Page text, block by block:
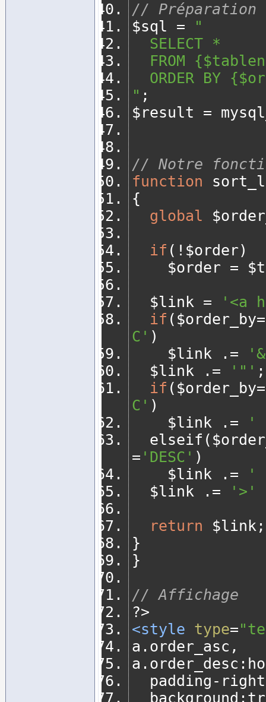
// Préparation
$sql =
"
	SELECT *
FROM
ORDER BY
" ;
$result =
// Notre
function
{
global
if (! $order)
		$order
=
	$link
=
'<a
if ( $order_by
C' )
		$link
.=
	$link
.= '"' ;
if ( $order_by
C' )
		$link
.=
'
	elseif
(
= 'DESC' )
		$link
.=
'
	$link
.= '>'
return $link;
}
}
// Affichage
?>
<style type=
a . order_asc ,
a . order_desc :
	padding
- right
	background
: